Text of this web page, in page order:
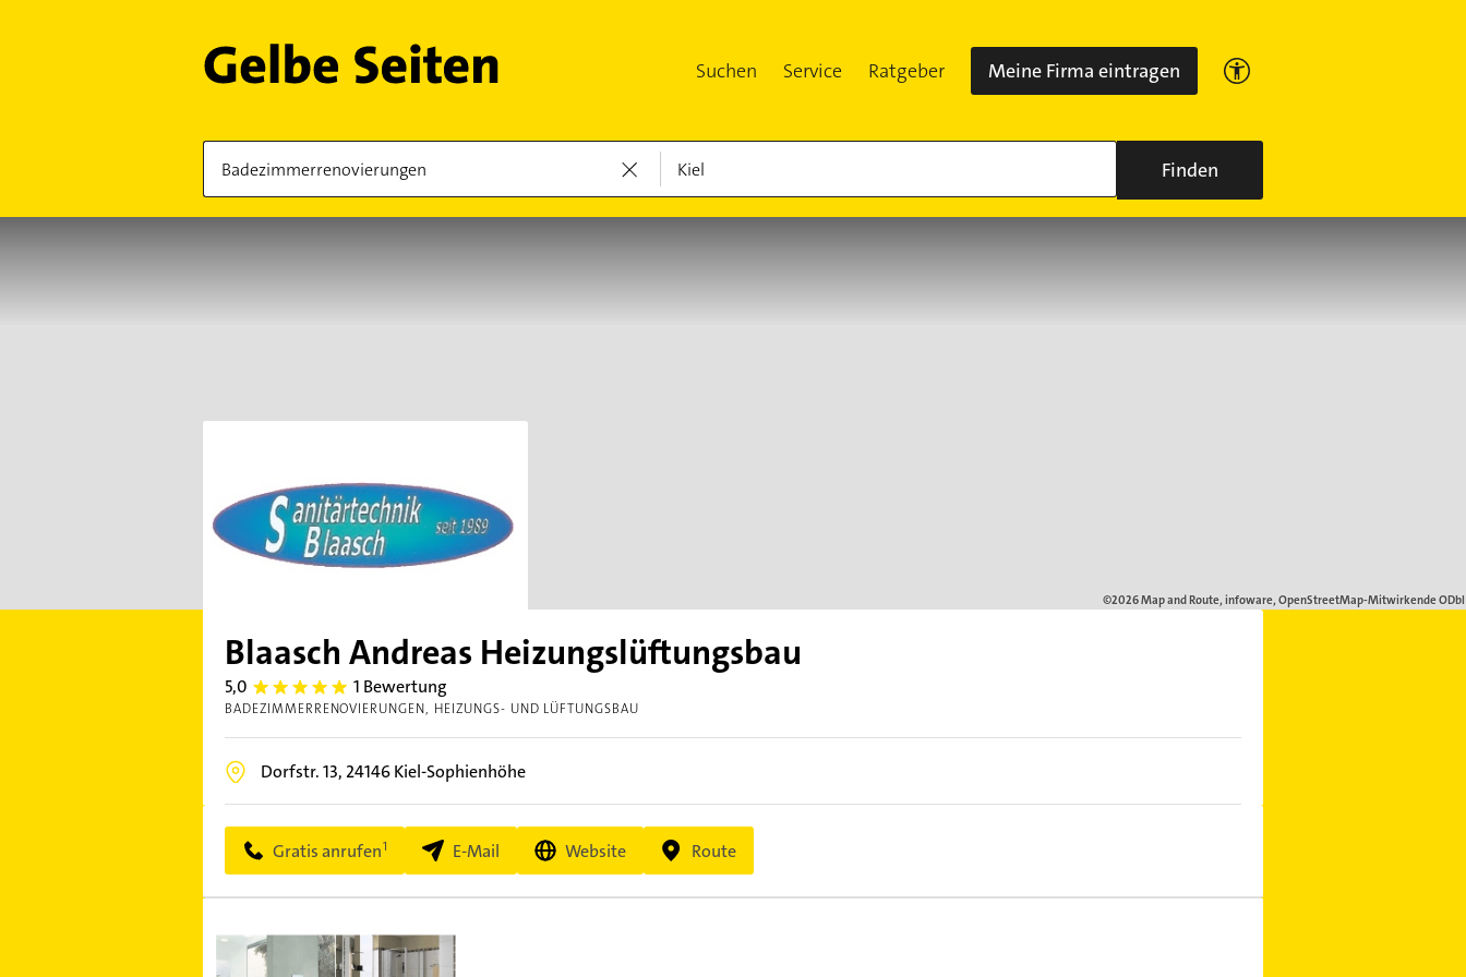
Suchen Service Ratgeber Meine Firma eintragen
Finden
Blaasch Andreas Heizungslüftungsbau
5,0 5.0 1 Bewertung
BADEZIMMERRENOVIERUNGEN HEIZUNGS- UND LÜFTUNGSBAU
Dorfstr. 13, 24146Kiel-Sophienhöhe
Gratis anrufen E-Mail Website Route